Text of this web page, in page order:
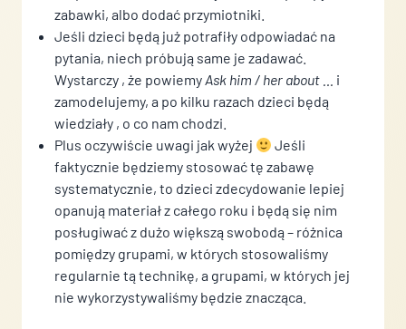
zabawki, albo dodać przymiotniki.
Jeśli dzieci będą już potrafiły odpowiadać na
pytania, niech próbują same je zadawać.
Wystarczy , że powiemyAsk him / her about …
i
zamodelujemy, a po kilku razach dzieci będą
wiedziały , o co nam chodzi.
Plus oczywiście uwagi jak wyżej
Jeśli
faktycznie będziemy stosować tę zabawę
systematycznie, to dzieci zdecydowanie lepiej
opanują materiał z całego roku i będą się nim
posługiwać z dużo większą swobodą – różnica
pomiędzy grupami, w których stosowaliśmy
regularnie tą technikę, a grupami, w których jej
nie wykorzystywaliśmy będzie znacząca.